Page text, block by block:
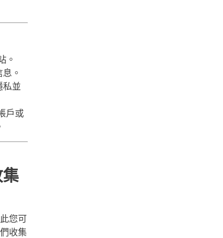
。
。
私並
戶或
您可
收集